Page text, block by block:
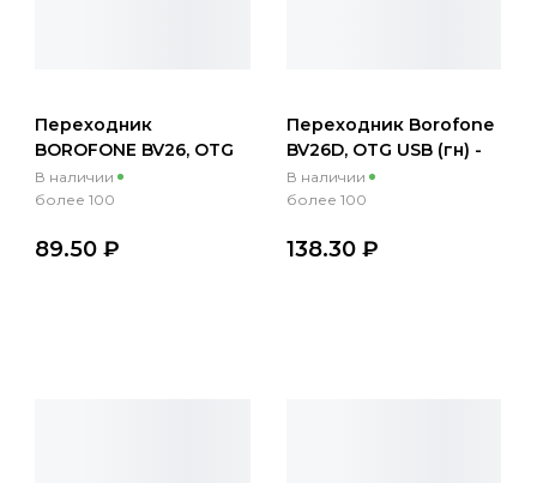
Переходник
BOROFONE BV26, OTG
USB 2.0 (гн) - Lightning
(шт), черный
В наличии
более 100
89.50 ₽
Переходник Borofone
BV26D, OTG USB (гн) -
Lightning/Type-
C/MicroUSB, черный
В наличии
более 100
138.30 ₽